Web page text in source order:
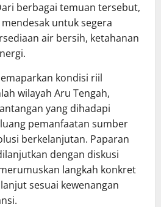
berbagai temuan tersebut,
untuk segera
air bersih, ketahanan
kondisi riil
wilayah Aru Tengah,
yang dihadapi
pemanfaatan sumber
berkelanjutan. Paparan
dengan diskusi
langkah konkret
sesuai kewenangan